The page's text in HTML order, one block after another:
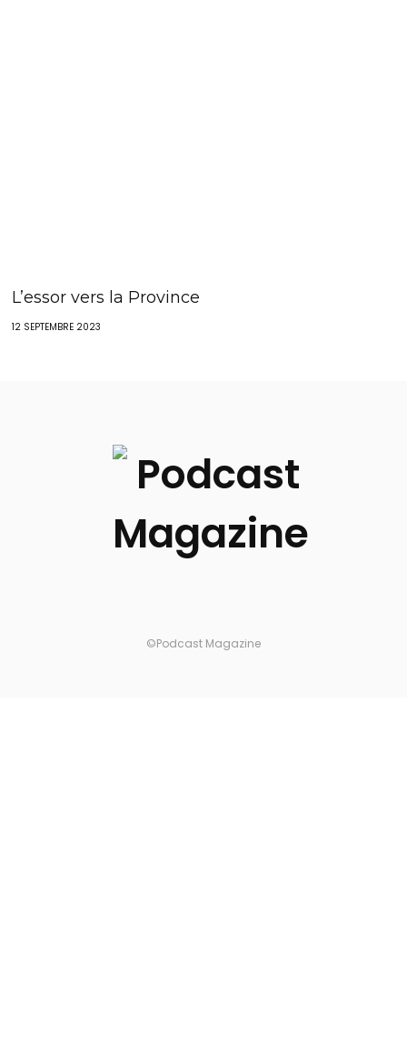
L’essor vers la Province
12 SEPTEMBRE 2023
©Podcast Magazine